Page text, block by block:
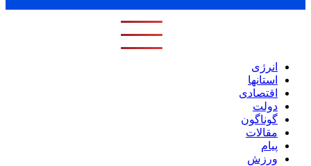
انرژی
استانها
اقتصادی
دولت
گوناگون
مقالات
پیام
ورزش